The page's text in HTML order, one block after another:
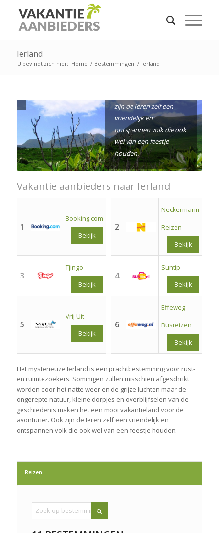
Ierland
U bevindt zich hier: Home / Bestemmingen / Ierland
weer en de grijze luchten
zijn de Ieren zelf een
vriendelijk en
ontspannen volk die ook
wel van een feestje
houden.
Vakantie aanbieders naar Ierland
1
Booking.com
Bekijk
2
Neckermann
Reizen
Bekijk
3
Tjingo
Bekijk
4
Suntip
Bekijk
5
Vrij Uit
Bekijk
6
Effeweg
Busreizen
Bekijk
Het mysterieuze Ierland is een prachtbestemming voor rust-
en ruimtezoekers. Sommigen zullen misschien afgeschrikt
worden door het natte weer en de grijze luchten maar de
ongerepte natuur, kleine dorpjes en overblijfselen van de
geschiedenis maken het een mooi vakantieland voor de
avonturier. Ook zijn de Ieren zelf een vriendelijk en
ontspannen volk die ook wel van een feestje houden.
Reizen